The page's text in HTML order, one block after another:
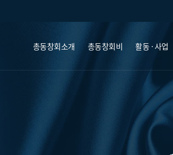
총동창회소개 총동창회비 활동 · 사업